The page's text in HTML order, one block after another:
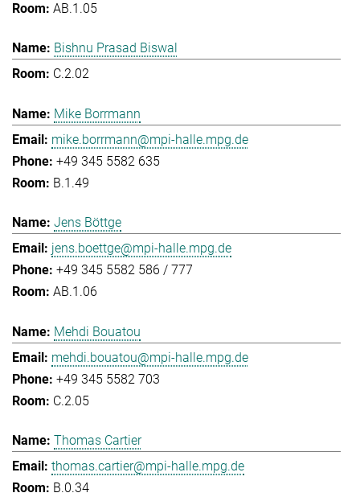
AB.1.05
Bishnu Prasad Biswal
C.2.02
Mike Borrmann
mike.borrmann@mpi-halle.mpg.de
+49 345 5582 635
B.1.49
Jens Böttge
jens.boettge@mpi-halle.mpg.de
+49 345 5582 586 / 777
AB.1.06
Mehdi Bouatou
mehdi.bouatou@mpi-halle.mpg.de
+49 345 5582 703
C.2.05
Thomas Cartier
thomas.cartier@mpi-halle.mpg.de
B.0.34